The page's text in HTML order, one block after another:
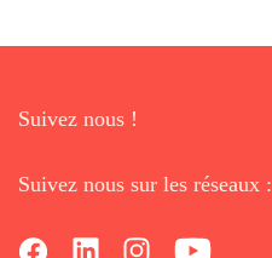
Suivez nous !
Suivez nous sur les réseaux :